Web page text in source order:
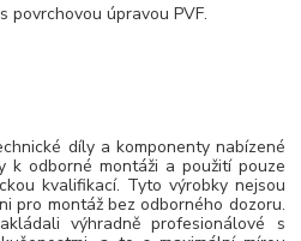
povrchovou úpravou PVF.
díly a komponenty nabízené
k odborné montáži a použití pouze
kvalifikací. Tyto výrobky nejsou
pro montáž bez odborného dozoru.
výhradně profesionálové s